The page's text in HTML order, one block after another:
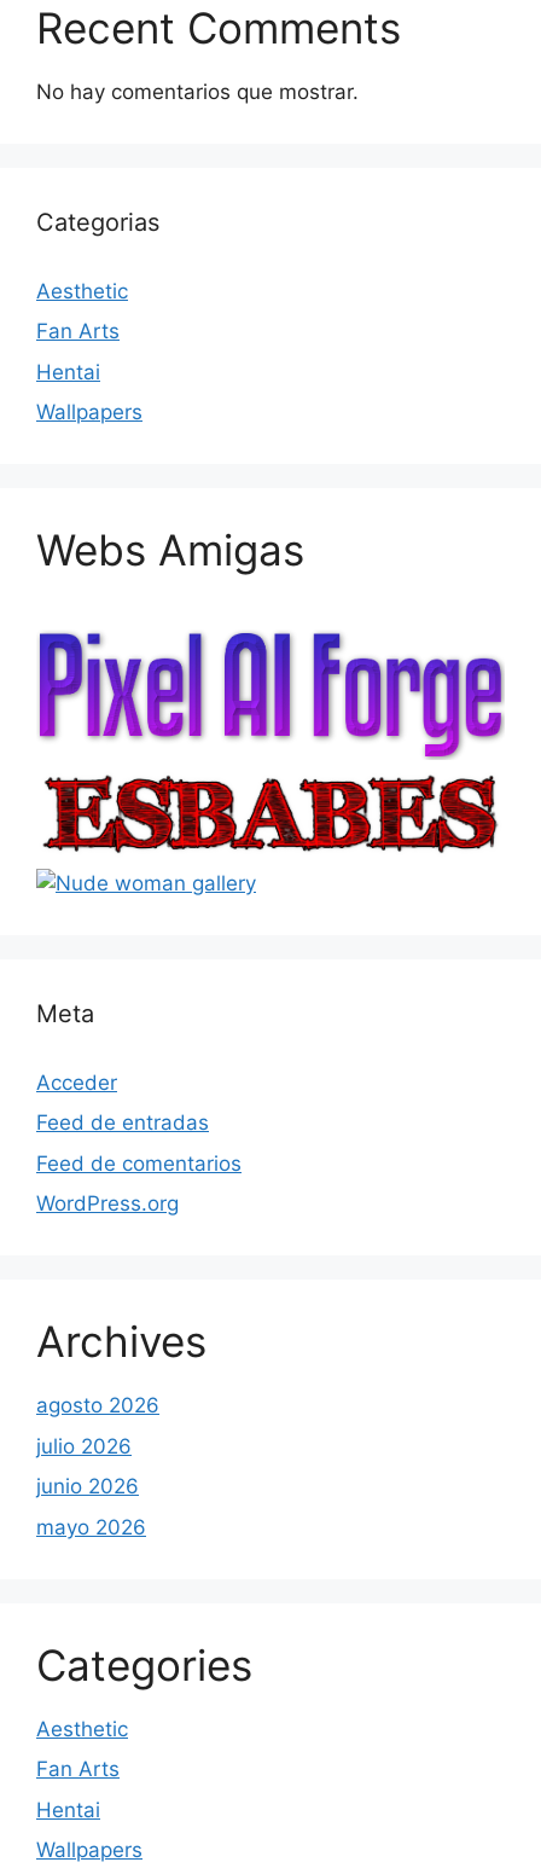
Recent Comments
No hay comentarios que mostrar.
Categorias
Aesthetic
Fan Arts
Hentai
Wallpapers
Webs Amigas
Meta
Acceder
Feed de entradas
Feed de comentarios
WordPress.org
Archives
agosto 2026
julio 2026
junio 2026
mayo 2026
Categories
Aesthetic
Fan Arts
Hentai
Wallpapers